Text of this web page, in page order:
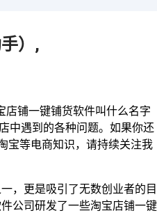
）,
店铺一键铺货软件叫什么名字
中遇到的各种问题。如果你还
宝等电商知识，请持续关注我
，更是吸引了无数创业者的目
公司研发了一些淘宝店铺一键